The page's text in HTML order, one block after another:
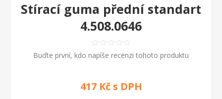
Stírací guma přední standart
4.508.0646
Buďte první, kdo napíše recenzi tohoto produktu
417 Kč s DPH